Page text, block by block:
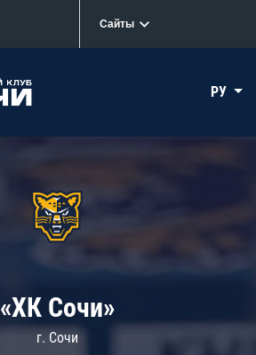
Сайты
РУ
«ХК Сочи»
г. Сочи